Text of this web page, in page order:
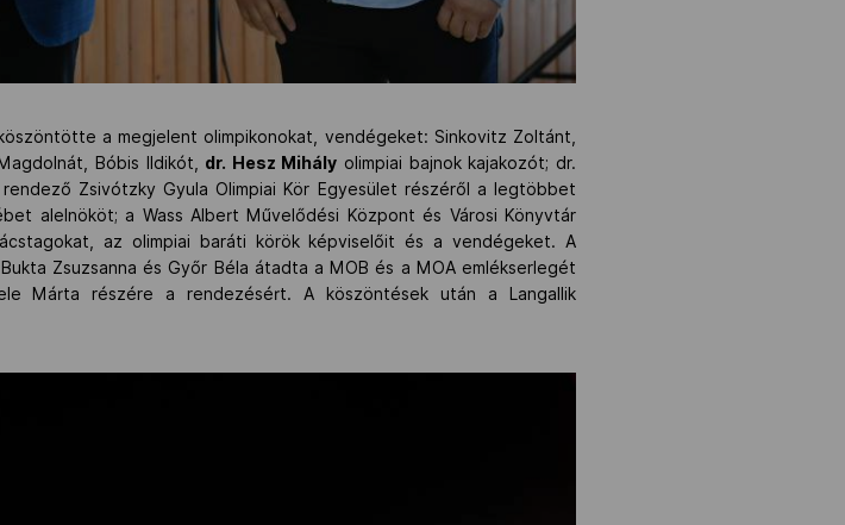
a megjelent olimpikonokat, vendégeket: Sinkovitz Zoltánt,
Bóbis Ildikót, dr. Hesz Mihály olimpiai bajnok kajakozót; dr.
rendező Zsivótzky Gyula Olimpiai Kör Egyesület részéről a legtöbbet
alelnököt; a Wass Albert Művelődési Központ és Városi Könyvtár
az olimpiai baráti körök képviselőit és a vendégeket. A
Zsuzsanna és Győr Béla átadta a MOB és a MOA emlékserlegét
Márta részére a rendezésért. A köszöntések után a Langallik